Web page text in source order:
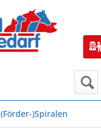
(Förder-)Spiralen